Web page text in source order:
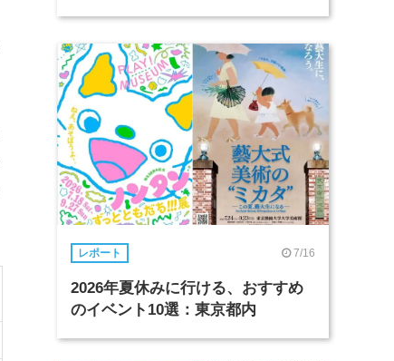
レポート 7/16
2026年夏休みに行ける、おすすめ
のイベント10選：東京都内